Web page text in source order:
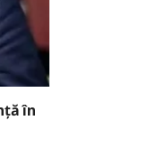
în